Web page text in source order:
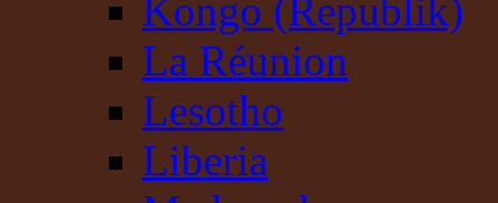
Kongo (Republik)
La Réunion
Lesotho
Liberia